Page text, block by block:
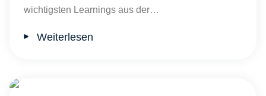
wichtigsten Learnings aus der…
Weiterlesen